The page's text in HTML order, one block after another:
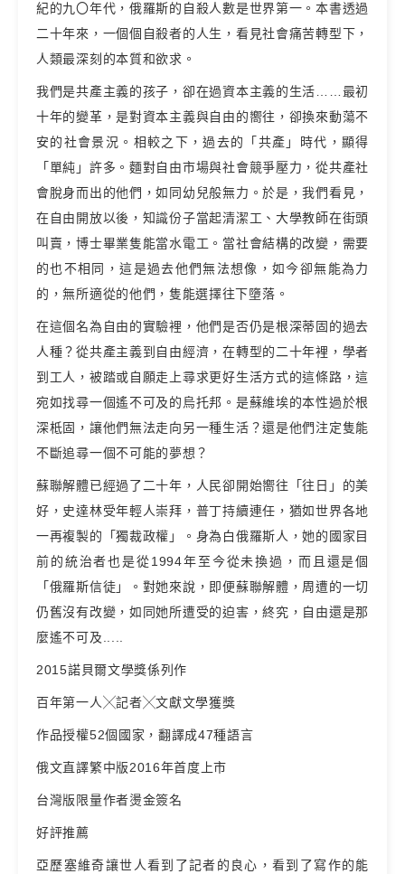
紀的九〇年代，俄羅斯的自殺人數是世界第一。本書透過
二十年來，一個個自殺者的人生，看見社會痛苦轉型下，
人類最深刻的本質和欲求。
我們是共產主義的孩子，卻在過資本主義的生活……最初
十年的變革，是對資本主義與自由的嚮往，卻換來動蕩不
安的社會景況。相較之下，過去的「共產」時代，顯得
「單純」許多。麵對自由市場與社會競爭壓力，從共產社
會脫身而出的他們，如同幼兒般無力。於是，我們看見，
在自由開放以後，知識份子當起清潔工、大學教師在街頭
叫賣，博士畢業隻能當水電工。當社會結構的改變，需要
的也不相同，這是過去他們無法想像，如今卻無能為力
的，無所適從的他們，隻能選擇往下墮落。
在這個名為自由的實驗裡，他們是否仍是根深蒂固的過去
人種？從共產主義到自由經濟，在轉型的二十年裡，學者
到工人，被踏或自願走上尋求更好生活方式的這條路，這
宛如找尋一個遙不可及的烏托邦。是蘇維埃的本性過於根
深柢固，讓他們無法走向另一種生活？還是他們注定隻能
不斷追尋一個不可能的夢想？
蘇聯解體已經過了二十年，人民卻開始嚮往「往日」的美
好，史達林受年輕人崇拜，普丁持續連任，猶如世界各地
一再複製的「獨裁政權」。身為白俄羅斯人，她的國家目
前的統治者也是從1994年至今從未換過，而且還是個
「俄羅斯信徒」。對她來說，即便蘇聯解體，周遭的一切
仍舊沒有改變，如同她所遭受的迫害，終究，自由還是那
麼遙不可及.....
2015諾貝爾文學獎係列作
百年第一人╳記者╳文獻文學獲獎
作品授權52個國家，翻譯成47種語言
俄文直譯繁中版2016年首度上市
台灣版限量作者燙金簽名
好評推薦
亞歷塞維奇讓世人看到了記者的良心，看到了寫作的能